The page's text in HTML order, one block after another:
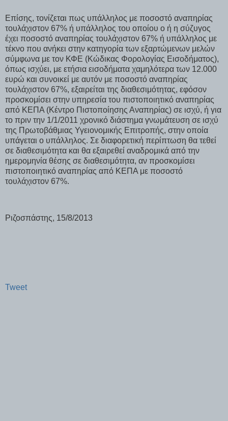
Επίσης, τονίζεται πως υπάλληλος με ποσοστό αναπηρίας
τουλάχιστον 67% ή υπάλληλος του οποίου ο ή η σύζυγος
έχει ποσοστό αναπηρίας τουλάχιστον 67% ή υπάλληλος με
τέκνο που ανήκει στην κατηγορία των εξαρτώμενων μελών
σύμφωνα με τον ΚΦΕ (Κώδικας Φορολογίας Εισοδήματος),
όπως ισχύει, με ετήσια εισοδήματα χαμηλότερα των 12.000
ευρώ και συνοικεί με αυτόν με ποσοστό αναπηρίας
τουλάχιστον 67%, εξαιρείται της διαθεσιμότητας, εφόσον
προσκομίσει στην υπηρεσία του πιστοποιητικό αναπηρίας
από ΚΕΠΑ (Κέντρο Πιστοποίησης Αναπηρίας) σε ισχύ, ή για
το πριν την 1/1/2011 χρονικό διάστημα γνωμάτευση σε ισχύ
της Πρωτοβάθμιας Υγειονομικής Επιτροπής, στην οποία
υπάγεται ο υπάλληλος. Σε διαφορετική περίπτωση θα τεθεί
σε διαθεσιμότητα και θα εξαιρεθεί αναδρομικά από την
ημερομηνία θέσης σε διαθεσιμότητα, αν προσκομίσει
πιστοποιητικό αναπηρίας από ΚΕΠΑ με ποσοστό
τουλάχιστον 67%.
Ριζοσπάστης, 15/8/2013
Tweet